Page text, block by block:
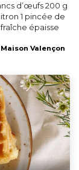
d’œufs 200 g
1 pincée de
épaisse
Valençon